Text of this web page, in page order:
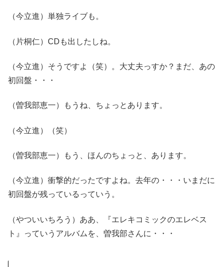
（今立進）単独ライブも。
（片桐仁）CDも出したしね。
（今立進）そうですよ（笑）。大丈夫っすか？まだ、あの
初回盤・・・
（曽我部恵一）もうね、ちょっとあります。
（今立進）（笑）
（曽我部恵一）もう、ほんのちょっと、あります。
（今立進）衝撃的だったですよね。去年の・・・いまだに
初回盤が残っているっていう。
（やついいちろう）ああ、『エレキコミックのエレベス
ト』っていうアルバムを、曽我部さんに・・・